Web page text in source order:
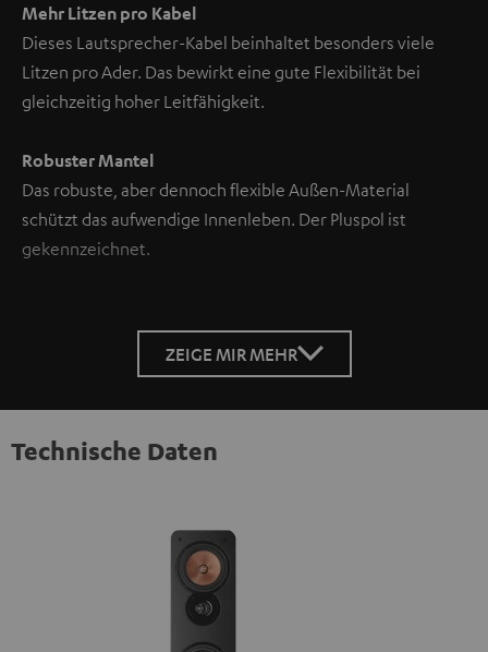
Mehr Litzen pro Kabel
Dieses Lautsprecher-Kabel beinhaltet besonders viele
Litzen pro Ader. Das bewirkt eine gute Flexibilität bei
gleichzeitig hoher Leitfähigkeit.
Robuster Mantel
Das robuste, aber dennoch flexible Außen-Material
schützt das aufwendige Innenleben. Der Pluspol ist
gekennzeichnet.
ZEIGE MIR MEHR
Technische Daten